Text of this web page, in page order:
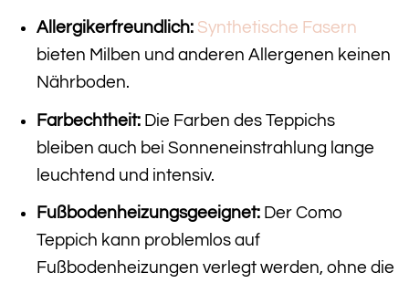
Allergikerfreundlich: Synthetische Fasern
bieten Milben und anderen Allergenen keinen
Nährboden.
Farbechtheit:Die Farben des Teppichs
bleiben auch bei Sonneneinstrahlung lange
leuchtend und intensiv.
Fußbodenheizungsgeeignet:Der Como
Teppich kann problemlos auf
Fußbodenheizungen verlegt werden, ohne die